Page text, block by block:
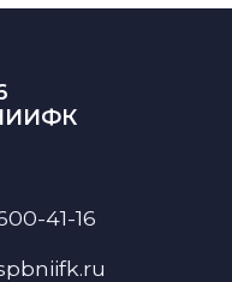
41-16